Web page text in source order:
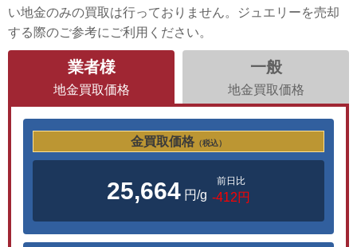
い地金のみの買取は行っておりません。ジュエリーを売却
する際のご参考にご利用ください。
業者様
地金買取価格
一般
地金買取価格
金買取価格 （税込）
25,664 円/g
前日比
-412円